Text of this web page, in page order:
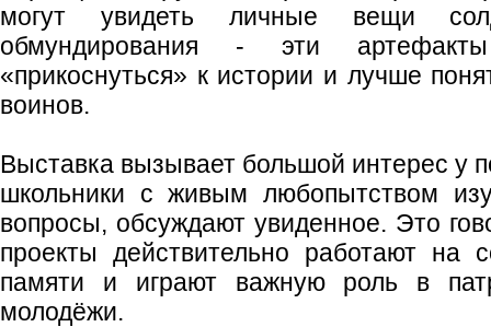
могут увидеть личные вещи
обмундирования - эти
«прикоснуться» к истории и лучше
воинов.
Выставка вызывает большой интерес у
школьники с живым любопытством
вопросы, обсуждают увиденное. Это
проекты действительно работают на
памяти и играют важную роль в
молодёжи.